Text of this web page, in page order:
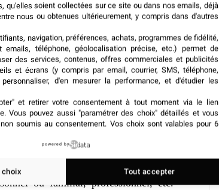
cette optique, il se charge d’un bon
de l’événement.
d’un cahier de charges, la mise en
A cela s’ajoutent le recrutement et la
traiteurs, artistes, orateurs, service
être amenée à mettre en œuvre une
l’impact des actions événementielles
événement, l’agence d’animation
ait affaire à une entreprise ou à une
ou familial, professionnel, etc.
qu'elles soient collectées sur ce site ou dans nos emails, déjà
nous ou obtenues ultérieurement, y compris dans d'autres
navigation, préférences, achats, programmes de fidélité,
emails, téléphone, géolocalisation précise, etc.) permet de
des services, contenus, offres commerciales et publicités
et écrans (y compris par email, courrier, SMS, téléphone,
d'en mesurer la performance, et d'étudier les
et retirer votre consentement à tout moment via le lien
. Vous pouvez aussi "paramétrer des choix" détaillés et vous
soumis au consentement. Vos choix sont valables pour 6
powered by
Tout accepter